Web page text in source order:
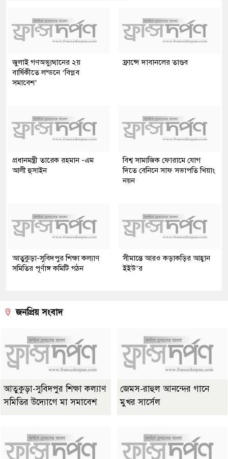
জুলাই গণঅভ্যুত্থানের ২য়
বার্ষিকীতে লন্ডনে ‘বিপ্লব
সমাবেশ’
ফ্রান্সে দাবানলের তাণ্ডব
প্রধানমন্ত্রী তারেক রহমান -এম
আলী হুসাইন
বিশ্ব সামাজিক ফোরামে যোগ
দিতে বেনিনে সাফ সভাপতি খিয়াং
নয়ন
আতুকুড়া-সুবিদপুর শিক্ষা কল্যাণ
সমিতির পূর্ণাঙ্গ কমিটি গঠন
সীমান্তে আরও কড়াকড়ির আহ্বান
ইইউ’র
জনপ্রিয় সংবাদ
আতুকুড়া-সুবিদপুর শিক্ষা কল্যাণ
সমিতির উদ্যোগে মা সমাবেশ
জেমস-রাহুল আনন্দের গানে
মুখর সার্সেল